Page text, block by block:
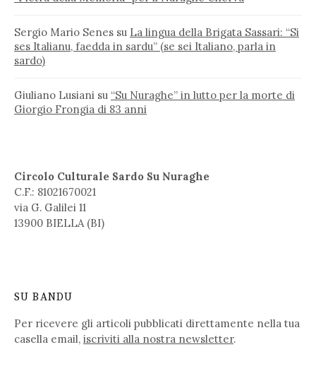
Sergio Mario Senes su La lingua della Brigata Sassari: “Si
ses Italianu, faedda in sardu” (se sei Italiano, parla in
sardo)
Giuliano Lusiani su “Su Nuraghe” in lutto per la morte di
Giorgio Frongia di 83 anni
Circolo Culturale Sardo Su Nuraghe
C.F.: 81021670021
via G. Galilei 11
13900 BIELLA (BI)
SU BANDU
Per ricevere gli articoli pubblicati direttamente nella tua
casella email, iscriviti alla nostra newsletter.